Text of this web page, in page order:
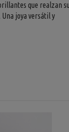
que realzan su
Una joya versátil y